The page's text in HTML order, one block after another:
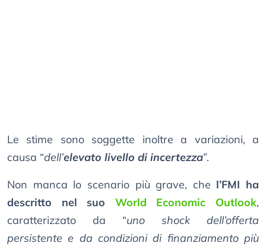
Le stime sono soggette inoltre a variazioni, a
causa “dell’elevato livello di incertezza”.
Non manca lo scenario più grave, che l’FMI ha
descritto nel suo World Economic Outlook,
caratterizzato da “uno shock dell’offerta
persistente e da condizioni di finanziamento più